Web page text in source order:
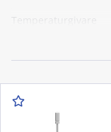
Temperaturgivare